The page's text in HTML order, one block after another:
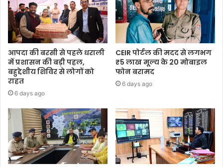
आपदा की बरसी से पहले धराली
में प्रशासन की बड़ी पहल,
बहुद्देशीय शिविर से लोगों को
राहत
6 days ago
CEIR पोर्टल की मदद से लगभग
₹5 लाख मूल्य के 20 मोबाइल
फोन बरामद
6 days ago